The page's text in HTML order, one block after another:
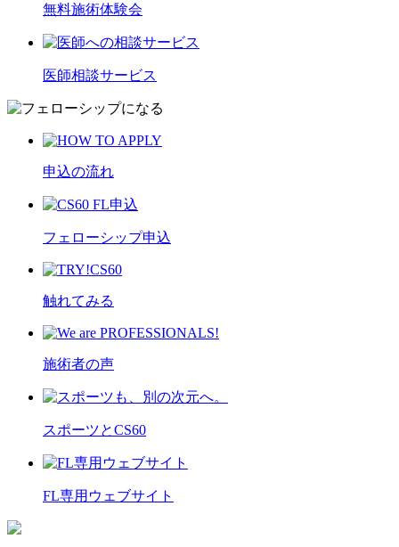
無料施術体験会
医師相談サービス
申込の流れ
フェローシップ申込
触れてみる
施術者の声
スポーツとCS60
FL専用ウェブサイト